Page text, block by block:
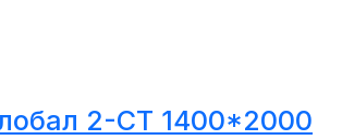
2-СТ 1400*2000